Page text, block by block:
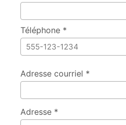
Téléphone *
Adresse courriel *
Adresse *